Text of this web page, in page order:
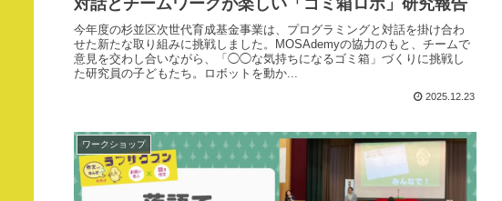
今年度の杉並区次世代育成基金事業は、プログラミングと対話を掛け合わ
せた新たな取り組みに挑戦しました。MOSAdemyの協力のもと、チームで
意見を交わし合いながら、「◯◯な気持ちになるゴミ箱」づくりに挑戦し
た研究員の子どもたち。ロボットを動か...
2025.12.23
ワークショップ